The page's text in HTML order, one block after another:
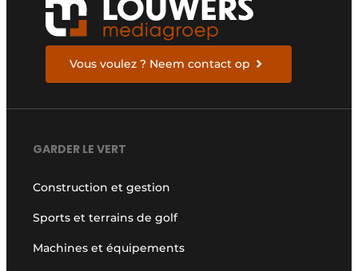
Vous voulez ? Neem contact op
GARDER LE VERT
Construction et gestion
Sports et terrains de golf
Machines et équipements